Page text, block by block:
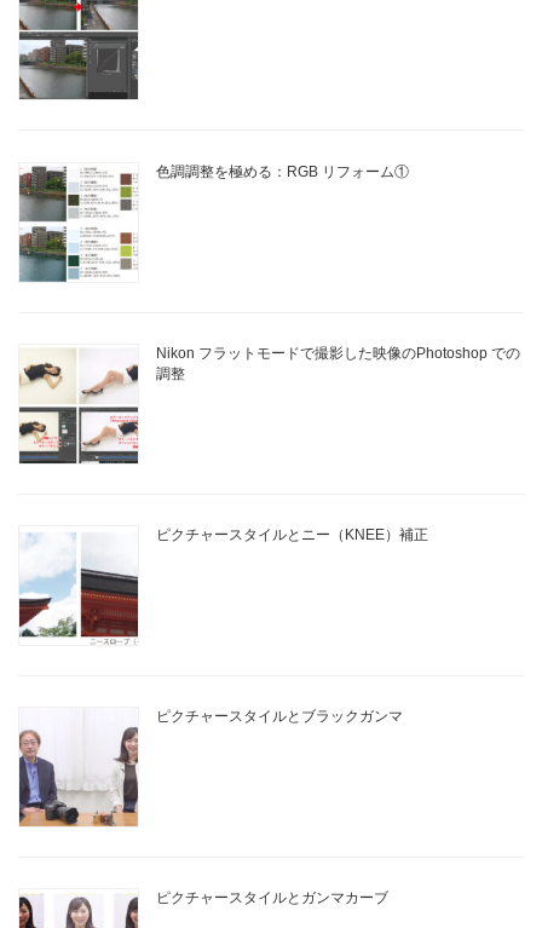
色調調整を極める：RGB リフォーム①
Nikon フラットモードで撮影した映像のPhotoshop での
調整
ピクチャースタイルとニー（KNEE）補正
ピクチャースタイルとブラックガンマ
ピクチャースタイルとガンマカーブ